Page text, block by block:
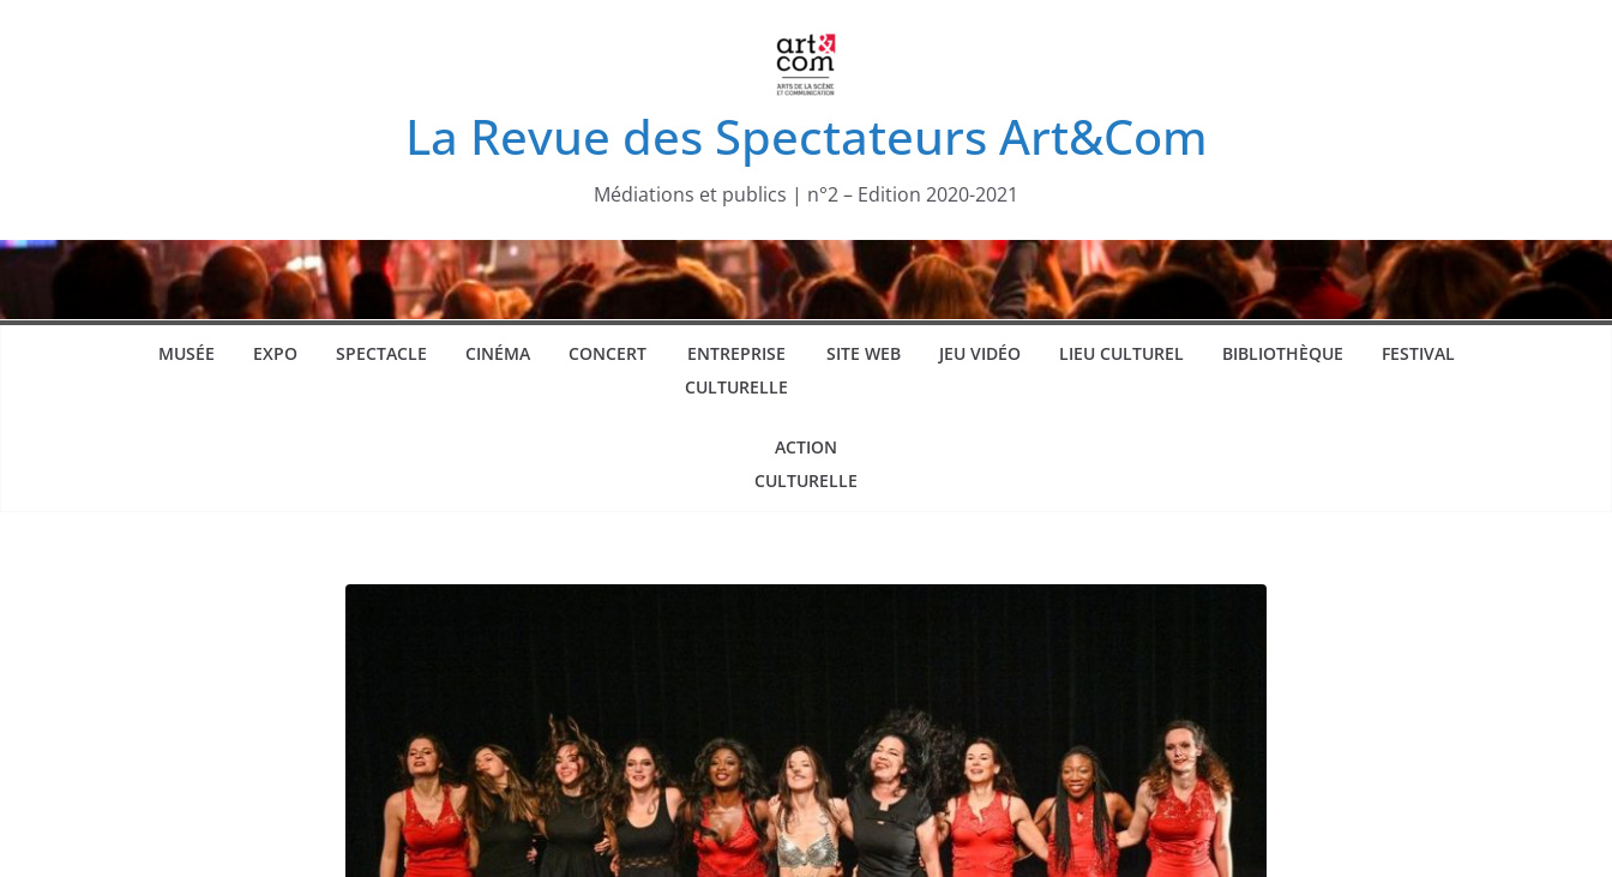
La Revue des Spectateurs Art&Com
Médiations et publics | n°2 – Edition 2020-2021
MUSÉE EXPO SPECTACLE CINÉMA CONCERT
ENTREPRISE
CULTURELLE
SITE WEB JEU VIDÉO LIEU CULTUREL BIBLIOTHÈQUE FESTIVAL
ACTION
CULTURELLE